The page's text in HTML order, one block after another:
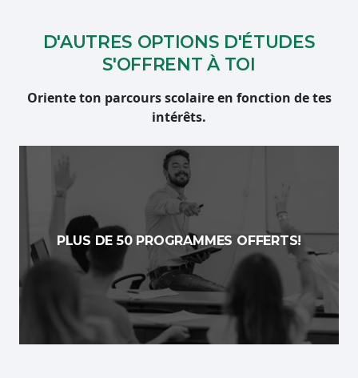
D'AUTRES OPTIONS D'ÉTUDES
S'OFFRENT À TOI
Oriente ton parcours scolaire en fonction de tes
intérêts.
PLUS DE 50 PROGRAMMES OFFERTS!